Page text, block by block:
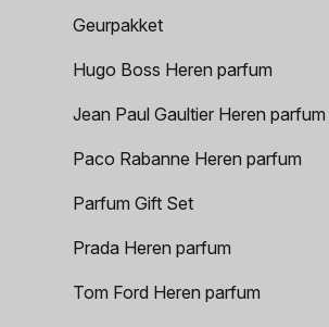
Geurpakket
Hugo Boss Heren parfum
Jean Paul Gaultier Heren parfum
Paco Rabanne Heren parfum
Parfum Gift Set
Prada Heren parfum
Tom Ford Heren parfum